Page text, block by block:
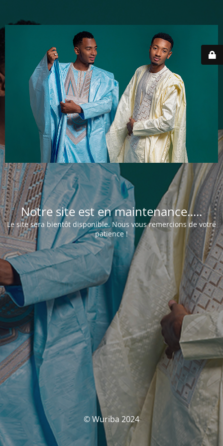
Notre site est en maintenance.....
Le site sera bientôt disponible. Nous vous remercions de votre
patience !
© Wuriba 2024